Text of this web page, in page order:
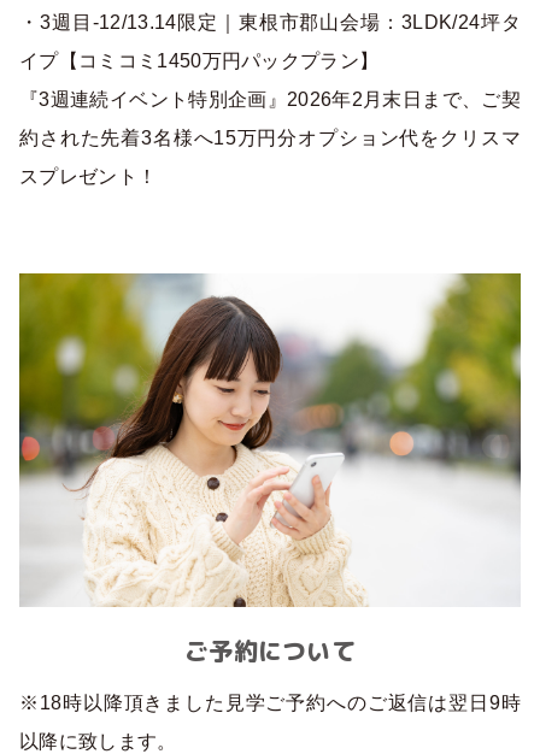
・3週目-12/13.14限定｜東根市郡山会場：3LDK/24坪タ
イプ【コミコミ1450万円パックプラン】
『3週連続イベント特別企画』2026年2月末日まで、ご契
約された先着3名様へ15万円分オプション代をクリスマ
スプレゼント！
ご予約について
※18時以降頂きました見学ご予約へのご返信は翌日9時
以降に致します。